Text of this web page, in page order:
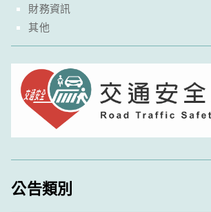
財務資訊
其他
公告類別